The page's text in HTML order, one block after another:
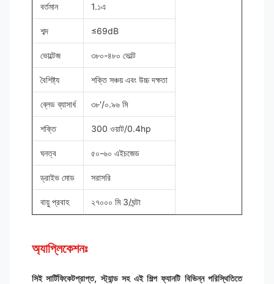
বর্তমান 1.১এ
শব্দ ≤69dB
ভোল্টেজ ৩৮০-৪৮০ ভোল্ট
বৈশিষ্ট্য শক্তি সঞ্চয় এবং উচ্চ দক্ষতা
ব্লেড ব্যাসার্ধ ৩৮'/০.৯৬ মি
শক্তি 300 ওয়াট/0.4hp
ঘনত্ব ৫০-৬০ এইচজেড
ড্রাইভ মোড সরাসরি
বায়ু প্রবাহ ২৭০০০ মি 3/ঘন্টা
অ্যাপ্লিকেশনঃ
সিই সার্টিফিকেটপ্রাপ্ত, স্ট্যান্ড সহ এই শিল্প ফ্যানটি বিভিন্ন পরিস্থিতিতে